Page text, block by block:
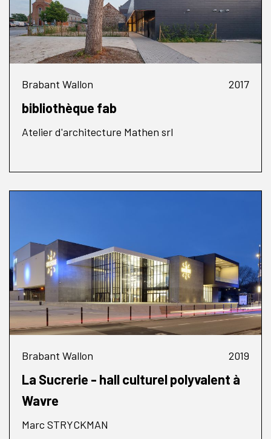
Brabant Wallon 2017
bibliothèque fab
Atelier d'architecture Mathen srl
Brabant Wallon 2019
La Sucrerie - hall culturel polyvalent à
Wavre
Marc STRYCKMAN